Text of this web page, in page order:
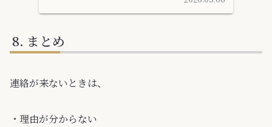
まとめ
連絡が来ないときは、
・理由が分からない